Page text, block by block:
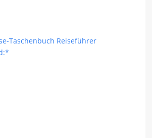
Taschenbuch Reiseführer